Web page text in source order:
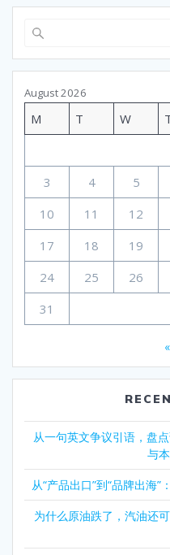
August 2026
M T W
3
4 5
10
11 12
17
18 19
24
25 26
31
从一句英文争议引语，盘
与
从“产品出口”到“品牌出海
为什么原油跌了，汽油还